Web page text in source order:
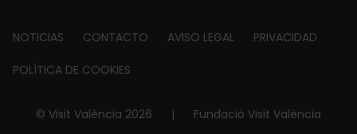
Footer
about
NOTICIAS CONTACTO AVISO LEGAL PRIVACIDAD
POLÍTICA DE COOKIES
© Visit València 2026 | Fundació Visit València